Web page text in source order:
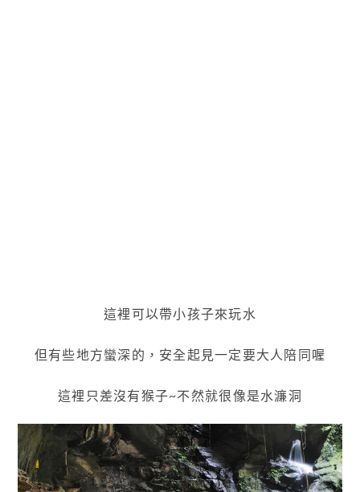
這裡可以帶小孩子來玩水
但有些地方蠻深的，安全起見一定要大人陪同喔
這裡只差沒有猴子~不然就很像是水濂洞